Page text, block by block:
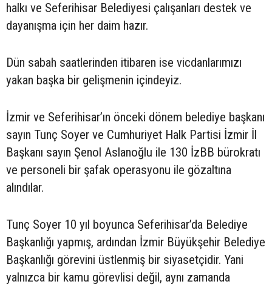
halkı ve Seferihisar Belediyesi çalışanları destek ve
dayanışma için her daim hazır.
Dün sabah saatlerinden itibaren ise vicdanlarımızı
yakan başka bir gelişmenin içindeyiz.
İzmir ve Seferihisar’ın önceki dönem belediye başkanı
sayın Tunç Soyer ve Cumhuriyet Halk Partisi İzmir İl
Başkanı sayın Şenol Aslanoğlu ile 130 İzBB bürokratı
ve personeli bir şafak operasyonu ile gözaltına
alındılar.
Tunç Soyer 10 yıl boyunca Seferihisar’da Belediye
Başkanlığı yapmış, ardından İzmir Büyükşehir Belediye
Başkanlığı görevini üstlenmiş bir siyasetçidir. Yani
yalnızca bir kamu görevlisi değil, aynı zamanda